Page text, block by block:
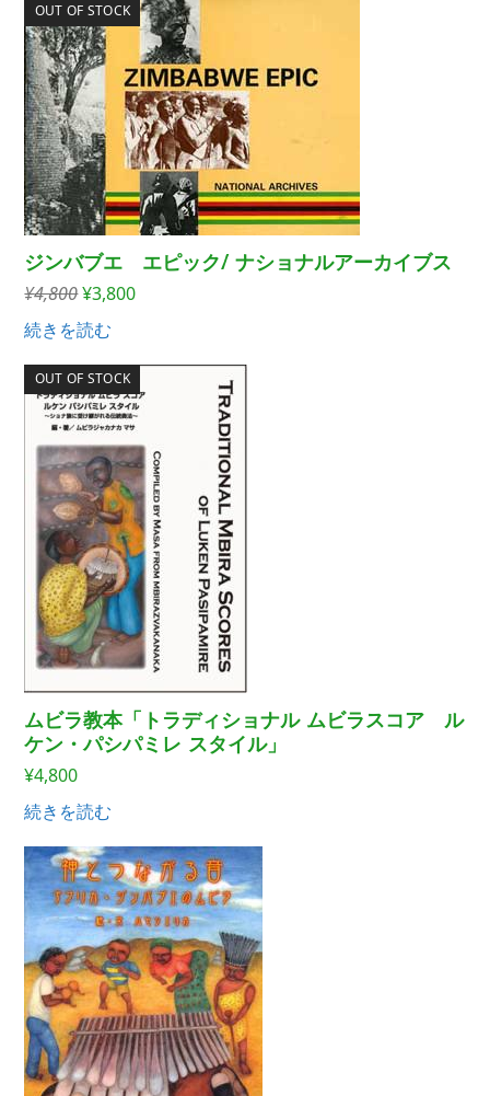
OUT OF STOCK
ジンバブエ エピック/ ナショナルアーカイブス
¥4,800元
の
価
格
は
¥4,800
で
し
た。
¥3,800現
価
格
は
¥3,800
で
す。
続きを読む
OUT OF STOCK
ムビラ教本「トラディショナル ムビラスコア ル
ケン・パシパミレ スタイル」
¥4,800
続きを読む